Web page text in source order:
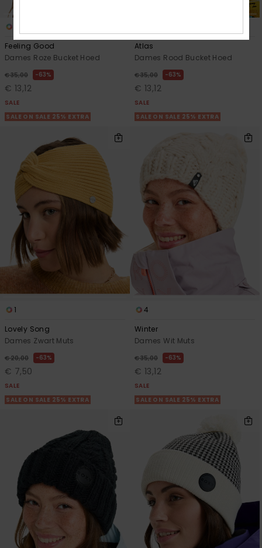
Feeling Good
Dames Roze Bucket Hoed
€ 35,00 63%
€ 13,12
SALE
SALE ON SALE 25% EXTRA
Atlas
Dames Rood Bucket Hoed
€ 35,00 63%
€ 13,12
SALE
SALE ON SALE 25% EXTRA
1
Lovely Song
Dames Zwart Muts
€ 20,00 63%
€ 7,50
SALE
SALE ON SALE 25% EXTRA
4
Winter
Dames Wit Muts
€ 35,00 63%
€ 13,12
SALE
SALE ON SALE 25% EXTRA